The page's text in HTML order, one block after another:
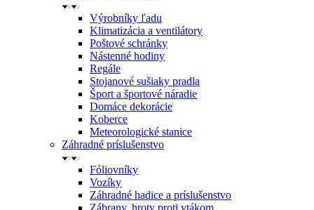
Výrobníky ľadu
Klimatizácia a ventilátory
Poštové schránky
Nástenné hodiny
Regále
Stojanové sušiaky pradla
Šport a športové náradie
Domáce dekorácie
Koberce
Meteorologické stanice
Záhradné príslušenstvo
Fóliovníky
Vozíky
Záhradné hadice a príslušenstvo
Zábrany, hroty proti vtákom